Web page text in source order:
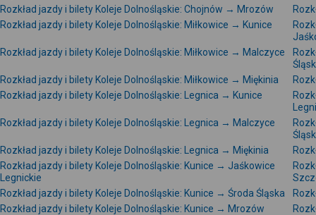
Rozkład jazdy i bilety Koleje Dolnośląskie: Chojnów → Mrozów
Rozkład jazdy i bilety Koleje Dolnośląskie: Miłkowice → Kunice
Rozkład jazdy i bilety Koleje Dolnośląskie: Miłkowice → Malczyce
Rozkład jazdy i bilety Koleje Dolnośląskie: Miłkowice → Miękinia
Rozkład jazdy i bilety Koleje Dolnośląskie: Legnica → Kunice
Rozkład jazdy i bilety Koleje Dolnośląskie: Legnica → Malczyce
Rozkład jazdy i bilety Koleje Dolnośląskie: Legnica → Miękinia
Rozkład jazdy i bilety Koleje Dolnośląskie: Kunice → Jaśkowice
Legnickie
Rozkład jazdy i bilety Koleje Dolnośląskie: Kunice → Środa Śląska
Rozkład jazdy i bilety Koleje Dolnośląskie: Kunice → Mrozów